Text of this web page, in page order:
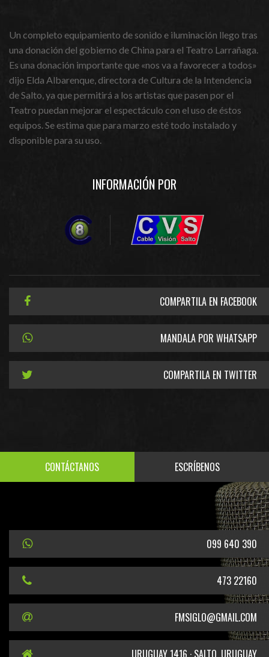
Un completo equipamiento de sonido e iluminación llego tras
una donación del gobierno de China para el Teatro Larrañaga.
Es una donación importante que «nos va a favorecer a todos»
dijo Elda Albarenque, directora de Cultura de la Intendencia
de Salto, ya que permitirá a los artistas que pasen por el
Teatro puedan mejorar el espectáculo con el uso de éstos
equipos. Se estima que para marzo esté todo instalado y
disponible para su uso.
INFORMACIÓN POR
COMPARTILA EN FACEBOOK
MANDALA POR WHATSAPP
COMPARTILA EN TWITTER
CONTÁCTANOS ESCRÍBENOS
099 640 390
473 22160
FMSIGLO@GMAIL.COM
URUGUAY 1416 · SALTO, URUGUAY